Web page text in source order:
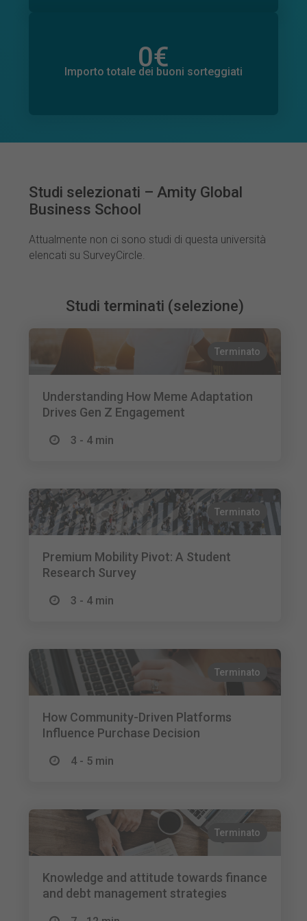
0€
Importo totale dei buoni sorteggiati
0€
Importo totale delle donazioni promesse
Studi selezionati – Amity Global
Business School
Attualmente non ci sono studi di questa università
elencati su SurveyCircle.
Studi terminati (selezione)
Terminato
Understanding How Meme Adaptation
Drives Gen Z Engagement
3 - 4 min
Terminato
Premium Mobility Pivot: A Student
Research Survey
3 - 4 min
Terminato
How Community-Driven Platforms
Influence Purchase Decision
4 - 5 min
Terminato
Knowledge and attitude towards finance
and debt management strategies